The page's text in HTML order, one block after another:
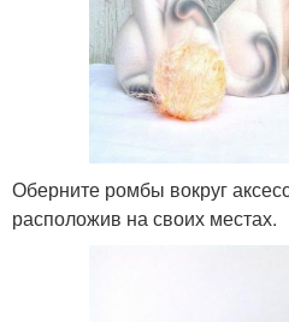
Оберните ромбы вокруг
расположив на своих местах.